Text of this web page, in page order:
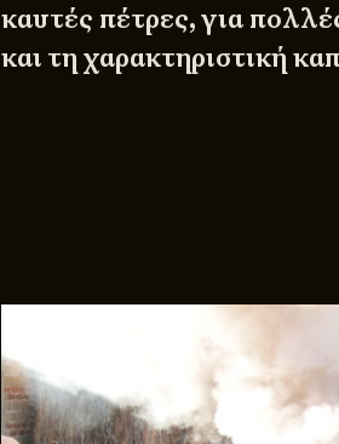
καυτές πέτρες, για
και τη χαρακτηριστική